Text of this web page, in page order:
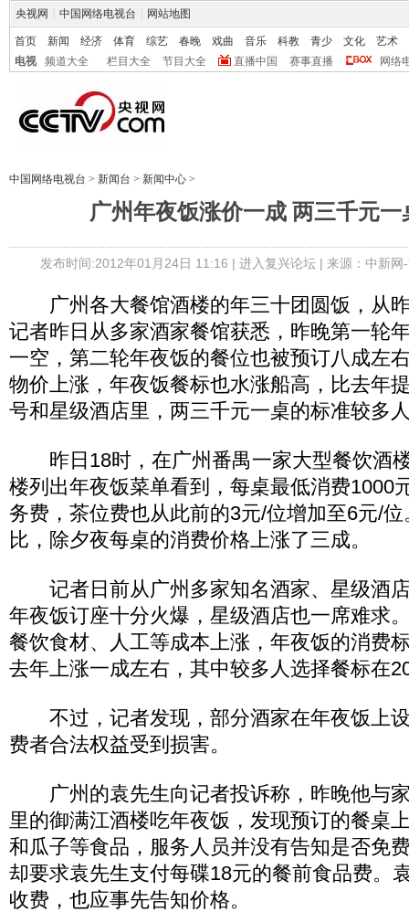
央视网 中国网络电视台 网站地图
首页 新闻 经济 体育 综艺 春晚 戏曲 音乐 科教 青少 文化
艺术
电视
频道大全 栏目大全 节目大全 直播中国 赛事直播 网络
中国网络电视台 > 新闻台 > 新闻中心 >
广州年夜饭涨价一成 两三千元一
发布时间:2012年01月24日 11:16 | 进入复兴论坛 | 来源：中
广州各大餐馆酒楼的年三十团圆饭，从
记者昨日从多家酒家餐馆获悉，昨晚第一轮
一空，第二轮年夜饭的餐位也被预订八成左
物价上涨，年夜饭餐标也水涨船高，比去年
号和星级酒店里，两三千元一桌的标准较多
昨日18时，在广州番禺一家大型餐饮酒
楼列出年夜饭菜单看到，每桌最低消费1000
务费，茶位费也从此前的3元/位增加至6元/
比，除夕夜每桌的消费价格上涨了三成。
记者日前从广州多家知名酒家、星级酒
年夜饭订座十分火爆，星级酒店也一席难求
餐饮食材、人工等成本上涨，年夜饭的消费
去年上涨一成左右，其中较多人选择餐标在
不过，记者发现，部分酒家在年夜饭上
费者合法权益受到损害。
广州的袁先生向记者投诉称，昨晚他与
里的御满江酒楼吃年夜饭，发现预订的餐桌
和瓜子等食品，服务人员并没有告知是否免
却要求袁先生支付每碟18元的餐前食品费。
收费，也应事先告知价格。